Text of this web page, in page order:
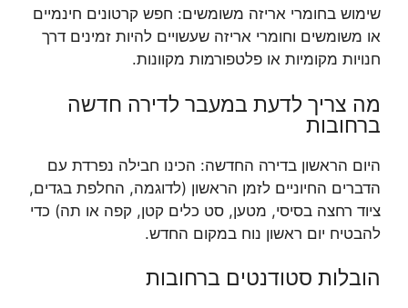
שימוש בחומרי אריזה משומשים: חפש קרטונים חינמיים
או משומשים וחומרי אריזה שעשויים להיות זמינים דרך
חנויות מקומיות או פלטפורמות מקוונות.
מה צריך לדעת במעבר לדירה חדשה
ברחובות
היום הראשון בדירה החדשה: הכינו חבילה נפרדת עם
הדברים החיוניים לזמן הראשון (לדוגמה, החלפת בגדים,
ציוד רחצה בסיסי, מטען, סט כלים קטן, קפה או תה) כדי
להבטיח יום ראשון נוח במקום החדש.
הובלות סטודנטים ברחובות